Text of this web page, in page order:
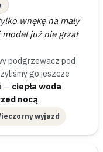
wnękę na mały
już nie grzał
podgrzewacz pod
go jeszcze
— ciepła woda
nocą.
wyjazd